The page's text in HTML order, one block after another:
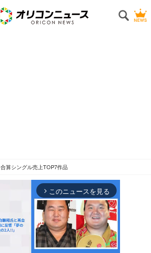
合算シングル売上TOP7作品
arrow_forward_ios このニュースを見る